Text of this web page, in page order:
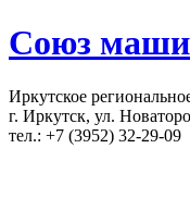
Союз
Иркутское
г. Иркутск, ул.
тел.: +7 (3952) 32-29-09